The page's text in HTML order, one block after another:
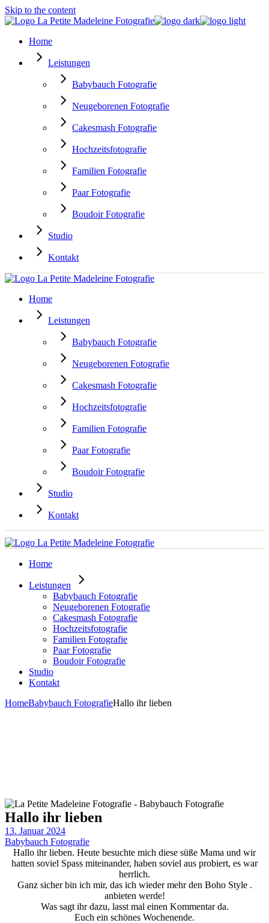
Skip to the content
Home
Leistungen
Babybauch Fotografie
Neugeborenen Fotografie
Cakesmash Fotografie
Hochzeitsfotografie
Familien Fotografie
Paar Fotografie
Boudoir Fotografie
Studio
Kontakt
Home
Leistungen
Babybauch Fotografie
Neugeborenen Fotografie
Cakesmash Fotografie
Hochzeitsfotografie
Familien Fotografie
Paar Fotografie
Boudoir Fotografie
Studio
Kontakt
Home
Leistungen
Babybauch Fotografie
Neugeborenen Fotografie
Cakesmash Fotografie
Hochzeitsfotografie
Familien Fotografie
Paar Fotografie
Boudoir Fotografie
Studio
Kontakt
HomeBabybauch FotografieHallo ihr lieben
Hallo ihr lieben
13. Januar 2024
Babybauch Fotografie
Hallo ihr lieben. Heute besuchte mich diese süße Mama und wir
hatten soviel Spass miteinander, haben soviel aus probiert, es war
herrlich.
Ganz sicher bin ich mir, das ich wieder mehr den Boho Style .
anbieten werde!
Was sagt ihr dazu, lasst mal einen Kommentar da.
Euch ein schönes Wochenende.